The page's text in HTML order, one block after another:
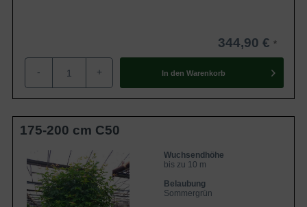
344,90 €
- + In den Warenkorb
175-200 cm C50
Wuchsendhöhe
bis zu 10 m
Belaubung
Sommergrün